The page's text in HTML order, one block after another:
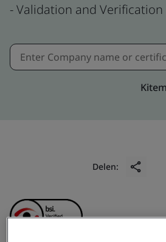
- Validation and Verification
Delen: